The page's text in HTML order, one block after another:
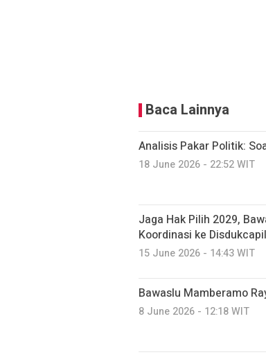
Baca Lainnya
Analisis Pakar Politik:
18 June 2026 - 22:52 WIT
Jaga Hak Pilih 2029,
Koordinasi ke Disdukcapil
15 June 2026 - 14:43 WIT
Bawaslu Mamberamo
8 June 2026 - 12:18 WIT